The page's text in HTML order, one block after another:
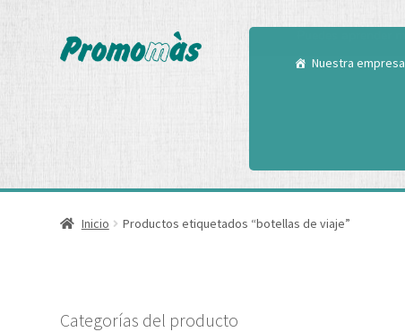
Nuestra empresa
Inicio Productos etiquetados “botellas de viaje”
Categorías del producto